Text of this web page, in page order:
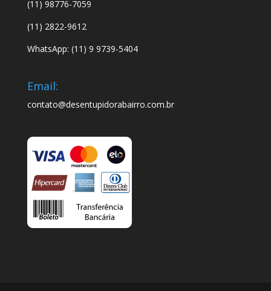
(11) 98776-7059
(11) 2822-9612
WhatsApp: (11) 9 9739-5404
Email:
contato@desentupidorabairro.com.br